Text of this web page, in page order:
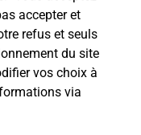
accepter et
refus et seuls
du site
vos choix à
via